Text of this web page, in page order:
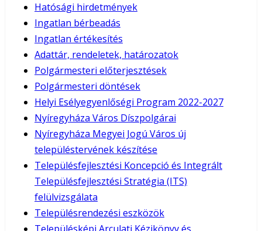
Hatósági hirdetmények
Ingatlan bérbeadás
Ingatlan értékesítés
Adattár, rendeletek, határozatok
Polgármesteri előterjesztések
Polgármesteri döntések
Helyi Esélyegyenlőségi Program 2022-2027
Nyíregyháza Város Díszpolgárai
Nyíregyháza Megyei Jogú Város új
településtervének készítése
Településfejlesztési Koncepció és Integrált
Településfejlesztési Stratégia (ITS)
felülvizsgálata
Településrendezési eszközök